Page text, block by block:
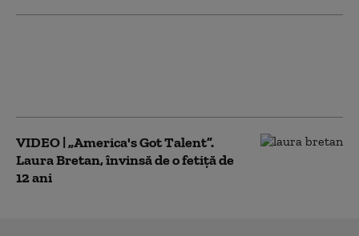
VIDEO | „America's Got Talent”.
Laura Bretan, învinsă de o fetiță de
12 ani